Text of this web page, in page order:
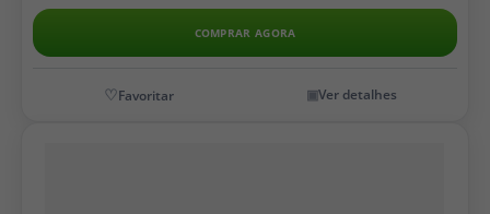
COMPRAR AGORA
Ver detalhes